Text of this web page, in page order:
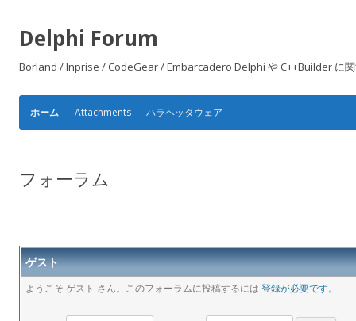
Delphi Forum
Borland / Inprise / CodeGear / Embarcadero Delphi や C++Builder に
ホーム Attachments ハラヘッタウェア
フォーラム
ゲスト
ようこそ ゲスト さん。このフォーラムに投稿するには 登録が必要です。